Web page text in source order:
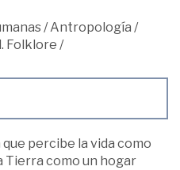
/Antropología /
Folklore /
percibe la vida como
Tierra como un hogar